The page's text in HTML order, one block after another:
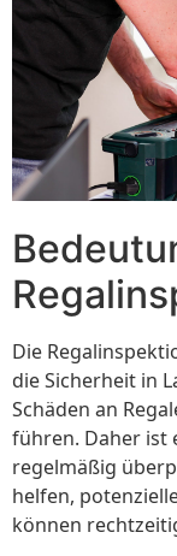
Die
die Sicherheit in
Schäden an
führen. Daher ist
regelmäßig
helfen,
können